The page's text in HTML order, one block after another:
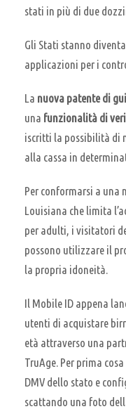
stati in più di due
Gli Stati stanno
applicazioni per i
La nuova patente di
una funzionalità di
iscritti la possibilità di
alla cassa in
Per conformarsi a una
Louisiana che limita
per adulti, i visitatori
possono utilizzare il
la propria idoneità.
Il Mobile ID appena
utenti di acquistare
età attraverso una
TruAge. Per prima
DMV dello stato e
scattando una foto